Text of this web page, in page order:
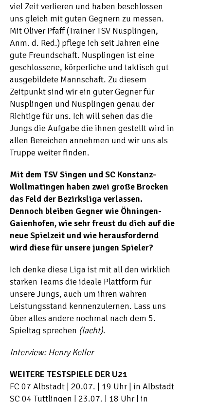
viel Zeit verlieren und haben beschlossen
uns gleich mit guten Gegnern zu messen.
Mit Oliver Pfaff (Trainer TSV Nusplingen,
Anm. d. Red.) pflege ich seit Jahren eine
gute Freundschaft. Nusplingen ist eine
geschlossene, körperliche und taktisch gut
ausgebildete Mannschaft. Zu diesem
Zeitpunkt sind wir ein guter Gegner für
Nusplingen und Nusplingen genau der
Richtige für uns. Ich will sehen das die
Jungs die Aufgabe die ihnen gestellt wird in
allen Bereichen annehmen und wir uns als
Truppe weiter finden.
Mit dem TSV Singen und SC Konstanz-
Wollmatingen haben zwei große Brocken
das Feld der Bezirksliga verlassen.
Dennoch bleiben Gegner wie Öhningen-
Gaienhofen, wie sehr freust du dich auf die
neue Spielzeit und wie herausfordernd
wird diese für unsere jungen Spieler?
Ich denke diese Liga ist mit all den wirklich
starken Teams die ideale Plattform für
unsere Jungs, auch um ihren wahren
Leistungsstand kennenzulernen. Lass uns
über alles andere nochmal nach dem 5.
Spieltag sprechen (lacht).
Interview: Henry Keller
WEITERE TESTSPIELE DER U21
FC 07 Albstadt | 20.07. | 19 Uhr | in Albstadt
SC 04 Tuttlingen | 23.07. | 18 Uhr | in